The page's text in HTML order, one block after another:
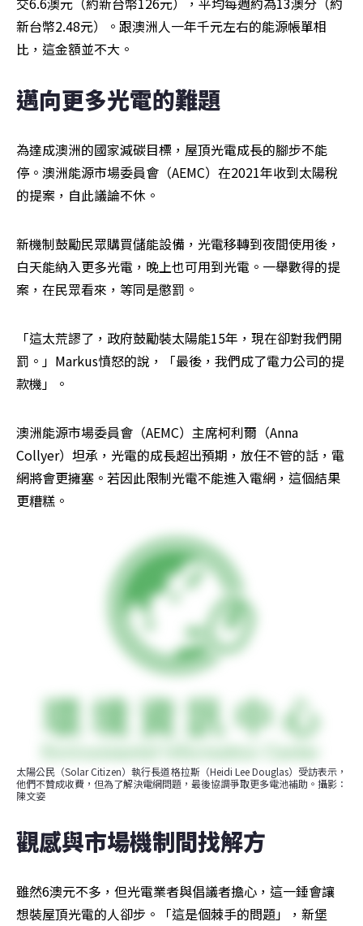
新台幣2.48元）。跟澳洲人一年千元左右的能源帳單相
比，這金額並不大。
邁向更多光電的難題
為達成澳洲的國家減碳目標，屋頂光電成長的腳步不能
停。澳洲能源市場委員會（AEMC）在2021年收到太陽稅
的提案，自此議論不休。
新機制鼓勵民眾購買儲能設備，光電移轉到夜間使用後，
白天能納入更多光電，晚上也可用到光電。一舉數得的提
案，在民眾看來，等同是懲罰。
「這太荒謬了，政府鼓勵裝太陽能15年，現在卻對我們開
罰。」Markus憤怒的說，「最後，我們成了電力公司的提
款機」。
澳洲能源市場委員會（AEMC）主席柯利爾（Anna
Collyer）坦承，光電的成長超出預期，放任不管的話，電
網將會更擁塞。若因此限制光電不能進入電網，這個結果
更糟糕。
太陽公民（Solar Citizen）執行長道格拉斯（Heidi Lee Douglas）受訪表示，
他們不贊成收費，但為了解決電網問題，最後協調爭取更多電池補助。攝影：
陳文姿
觀感與市場機制間找解方
雖然6澳元不多，但光電業者與倡議者擔心，這一錘會讓
想裝屋頂光電的人卻步。「這是個棘手的問題」，新堡